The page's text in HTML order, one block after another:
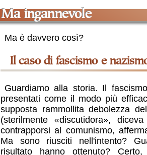
ma ingannevole
Ma è davvero così?
Il caso di fascismo e
Guardiamo alla storia. Il
presentati come il modo più
supposta rammollita debolezza
(sterilmente «discutidora»,
contrapporsi al comunismo,
Ma sono riusciti nell'intento?
risultato hanno ottenuto? Certo,